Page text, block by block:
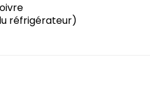
réfrigérateur)